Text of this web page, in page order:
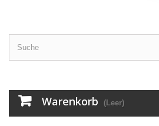
Warenkorb (Leer)